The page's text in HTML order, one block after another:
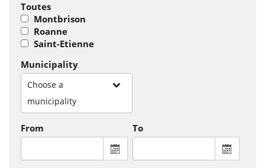
Toutes
Montbrison
Roanne
Saint-Etienne
Municipality
Choose a
municipality
From
From : display the calendar to
To
To :